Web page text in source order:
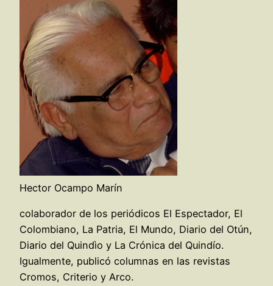
Hector Ocampo Marín
colaborador de los periódicos El Espectador, El
Colombiano, La Patria, El Mundo, Diario del Otún,
Diario del Quindìo y La Crónica del Quindío.
Igualmente, publicó columnas en las revistas
Cromos, Criterio y Arco.